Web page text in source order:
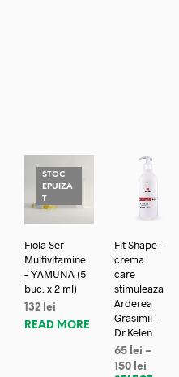
STOC
EPUIZA
T
Fiola Ser
Multivitamine
– YAMUNA (5
buc. x 2 ml)
132 lei
READ MORE
Fit Shape –
crema
care
stimuleaza
Arderea
Grasimii –
Dr.Kelen
65 lei –
150 lei